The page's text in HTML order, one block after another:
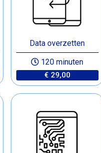
Data overzetten
120 minuten
€ 29,00